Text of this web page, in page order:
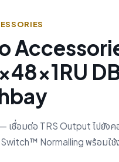
เชื่อมต่อ TRS Output ไปยัง
Normalling พร้อมใ